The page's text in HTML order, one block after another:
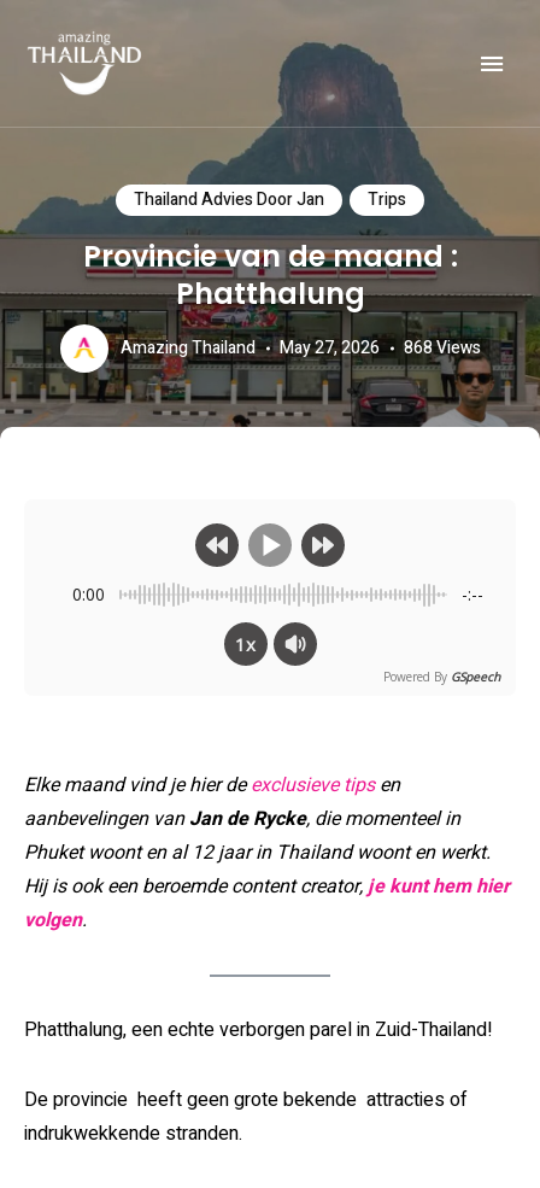
AMAZING THAILAND
Officiële website van de Toeristische Autoriteit van Thailand.
Thailand Advies Door Jan Trips
Provincie van de maand :
Phatthalung
Amazing Thailand May 27, 2026 868Views
0:00 -:--
1x
Powered By GSpeech
Elke maand vind je hier deexclusieve tipsen
aanbevelingen vanJan de Rycke, die momenteel in
Phuket woont en al 12 jaar in Thailand woont en werkt.
Hij is ook een beroemde content creator,je kunt hem hier
volgen.
Phatthalung, een echte verborgen parel in Zuid-Thailand!
De provincie heeft geen grote bekende attracties of
indrukwekkende stranden.